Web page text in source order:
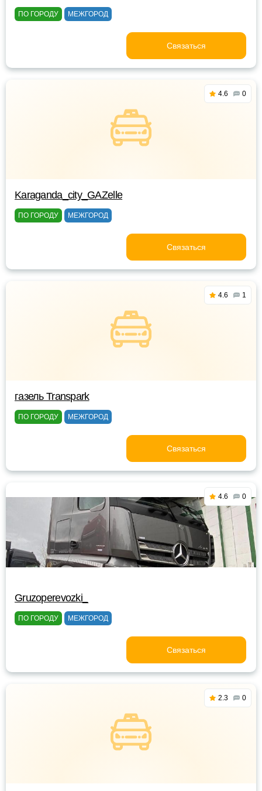
ПО ГОРОДУ МЕЖГОРОД
Связаться
4.6 0
Karaganda_city_GAZelle
ПО ГОРОДУ МЕЖГОРОД
Связаться
4.6 1
газель Transpark
ПО ГОРОДУ МЕЖГОРОД
Связаться
4.6 0
Gruzoperevozki_
ПО ГОРОДУ МЕЖГОРОД
Связаться
2.3 0